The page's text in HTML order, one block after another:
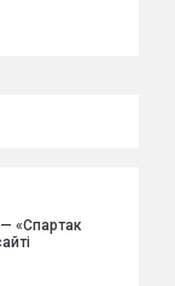
«Спартак